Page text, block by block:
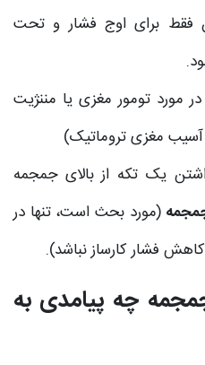
فقط برای اوج فشار و تحت
مورد تومور مغزی یا مننژیت
آسیب مغزی تروماتیک)
یک تکه از بالای جمجمه
(مورد بحث است، تنها در
فشار کارساز نباشد).
چه پیامدی به